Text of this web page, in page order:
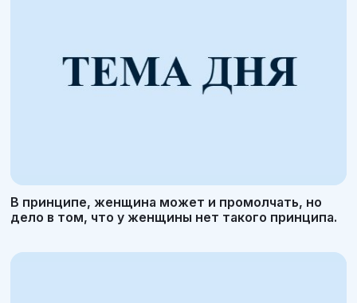
В принципе, женщина может и промолчать, но
дело в том, что у женщины нет такого принципа.